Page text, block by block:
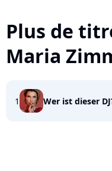
Plus de
Maria
1 Wer ist dieser